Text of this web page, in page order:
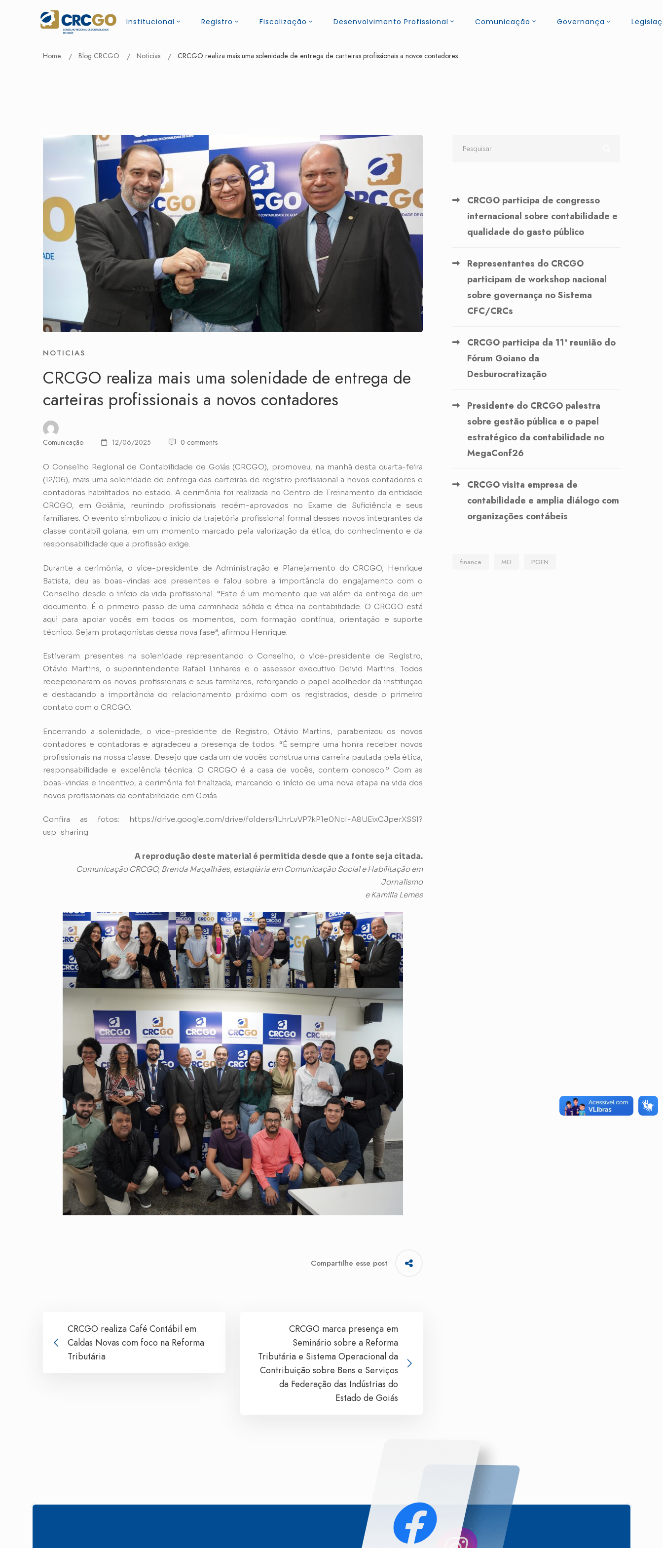
Institucional Registro Fiscalização Desenvolvimento Profissional Comunicação Governança
Home Blog CRCGO Noticias CRCGO realiza mais uma solenidade de entrega de carteiras profissionais a novos contadores
NOTICIAS
CRCGO realiza mais uma solenidade de entrega de
carteiras profissionais a novos contadores
Comunicação 12/06/2025 0 comments
O Conselho Regional de Contabilidade de Goiás (CRCGO), promoveu, na manhã desta quarta-feira
(12/06), mais uma solenidade de entrega das carteiras de registro profissional a novos contadores e
contadoras habilitados no estado. A cerimônia foi realizada no Centro de Treinamento da entidade
CRCGO, em Goiânia, reunindo profissionais recém-aprovados no Exame de Suficiência e seus
familiares. O evento simbolizou o início da trajetória profissional formal desses novos integrantes da
classe contábil goiana, em um momento marcado pela valorização da ética, do conhecimento e da
responsabilidade que a profissão exige.
Durante a cerimônia, o vice-presidente de Administração e Planejamento do CRCGO, Henrique
Batista, deu as boas-vindas aos presentes e falou sobre a importância do engajamento com o
Conselho desde o início da vida profissional. “Este é um momento que vai além da entrega de um
documento. É o primeiro passo de uma caminhada sólida e ética na contabilidade. O CRCGO está
aqui para apoiar vocês em todos os momentos, com formação contínua, orientação e suporte
técnico. Sejam protagonistas dessa nova fase”, afirmou Henrique.
Estiveram presentes na solenidade representando o Conselho, o vice-presidente de Registro,
Otávio Martins, o superintendente Rafael Linhares e o assessor executivo Deivid Martins. Todos
recepcionaram os novos profissionais e seus familiares, reforçando o papel acolhedor da instituição
e destacando a importância do relacionamento próximo com os registrados, desde o primeiro
contato com o CRCGO.
Encerrando a solenidade, o vice-presidente de Registro, Otávio Martins, parabenizou os novos
contadores e contadoras e agradeceu a presença de todos. “É sempre uma honra receber novos
profissionais na nossa classe. Desejo que cada um de vocês construa uma carreira pautada pela ética,
responsabilidade e excelência técnica. O CRCGO é a casa de vocês, contem conosco.” Com as
boas-vindas e incentivo, a cerimônia foi finalizada, marcando o início de uma nova etapa na vida dos
novos profissionais da contabilidade em Goiás.
Confira as fotos:
https://drive.google.com/drive/folders/1LhrLvVP7kP1e0NcI-A8UEixCJperXSSl?
usp=sharing
A reprodução deste material é permitida desde que a fonte seja citada.
Comunicação CRCGO, Brenda Magalhães, estagiária em Comunicação Social e Habilitação em
Jornalismo
e Kamilla Lemes
Compartilhe esse post
CRCGO realiza Café Contábil em
Caldas Novas com foco na Reforma
Tributária
CRCGO marca presença em
Seminário sobre a Reforma
Tributária e Sistema Operacional da
Contribuição sobre Bens e Serviços
da Federação das Indústrias do
Estado de Goiás
CRCGO participa de congresso
internacional sobre contabilidade e
qualidade do gasto público
Representantes do CRCGO
participam de workshop nacional
sobre governança no Sistema
CFC/CRCs
CRCGO participa da 11ª reunião do
Fórum Goiano da
Desburocratização
Presidente do CRCGO palestra
sobre gestão pública e o papel
estratégico da contabilidade no
MegaConf26
CRCGO visita empresa de
contabilidade e amplia diálogo com
organizações contábeis
finance MEI PGFN